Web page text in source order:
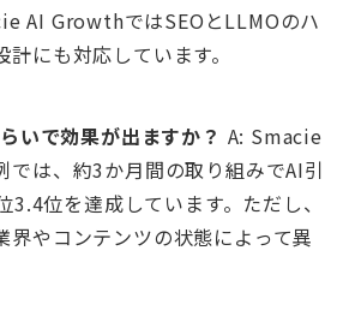
AI GrowthではSEOとLLMOのハ
にも対応しています。
いで効果が出ますか？ A: Smacie
では、約3か月間の取り組みでAI引
位を達成しています。ただし、
界やコンテンツの状態によって異